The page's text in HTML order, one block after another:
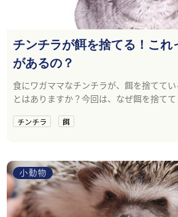
チンチラが餌を捨てる！これ
があるの？
食にワガママなチンチラが、餌を捨てて
とはありますか？今回は、なぜ餌を捨て
チンチラ 餌
小動物